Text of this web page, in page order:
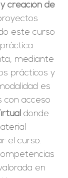
creación de
este curso
mediante
prácticos y
es
con acceso
donde
el curso.
en